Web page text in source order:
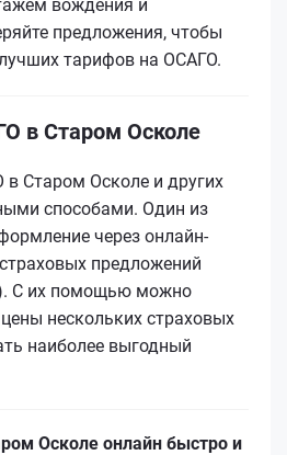
вождения и
предложения, чтобы
тарифов на ОСАГО.
в Старом Осколе
в Старом Осколе и других
способами. Один из
через онлайн-
предложений
С их помощью можно
нескольких страховых
наиболее выгодный
Осколе онлайн быстро и